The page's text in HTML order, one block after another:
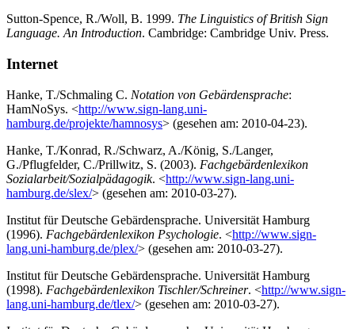
Sutton-Spence, R./Woll, B. 1999. The Linguistics of British Sign
Language. An Introduction. Cambridge: Cambridge Univ. Press.
Internet
Hanke, T./Schmaling C. Notation von Gebärdensprache:
HamNoSys. <http://www.sign-lang.uni-
hamburg.de/projekte/hamnosys> (gesehen am: 2010-04-23).
Hanke, T./Konrad, R./Schwarz, A./König, S./Langer,
G./Pflugfelder, C./Prillwitz, S. (2003). Fachgebärdenlexikon
Sozialarbeit/Sozialpädagogik. <http://www.sign-lang.uni-
hamburg.de/slex/> (gesehen am: 2010-03-27).
Institut für Deutsche Gebärdensprache. Universität Hamburg
(1996). Fachgebärdenlexikon Psychologie. <http://www.sign-
lang.uni-hamburg.de/plex/> (gesehen am: 2010-03-27).
Institut für Deutsche Gebärdensprache. Universität Hamburg
(1998). Fachgebärdenlexikon Tischler/Schreiner. <http://www.sign-
lang.uni-hamburg.de/tlex/> (gesehen am: 2010-03-27).